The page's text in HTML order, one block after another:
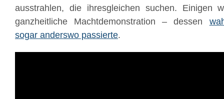
ausstrahlen, die ihresgleichen suchen. Einigen
ganzheitliche Machtdemonstration – dessen
sogar anderswo passierte.